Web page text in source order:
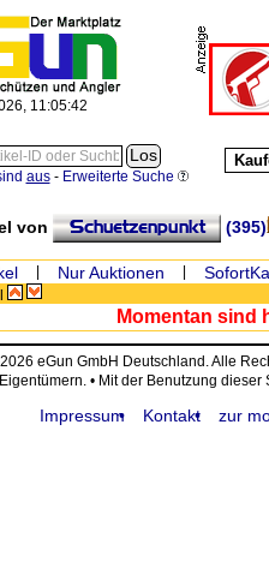
11:05:42
aus- Erweiterte Suche
von (395)
Nur Auktionen
Momentan sind
eGun GmbH Deutschland. Alle
• Mit der Benutzung
Impressum Kontakt zur